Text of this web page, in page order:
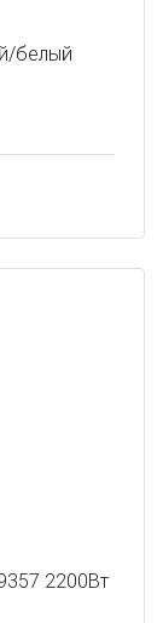
белый
2200Вт